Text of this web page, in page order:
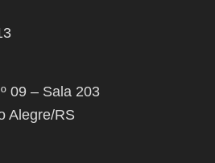
09 – Sala 203
Alegre/RS